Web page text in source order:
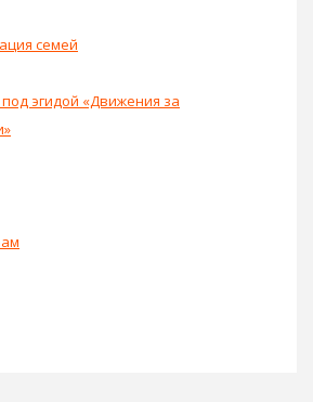
семей
эгидой «Движения за